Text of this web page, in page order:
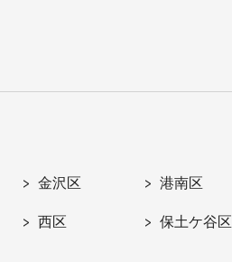
金沢区 港南区
西区 保土ケ谷区